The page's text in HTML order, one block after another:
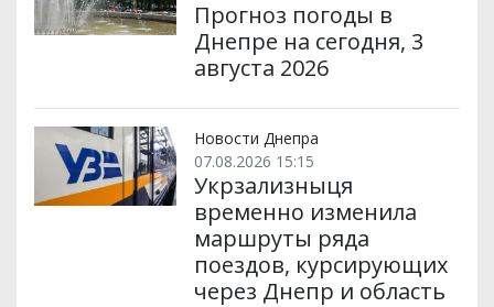
Прогноз погоды в
Днепре на сегодня, 3
августа 2026
Новости Днепра
07.08.2026 15:15
Укрзализныця
временно изменила
маршруты ряда
поездов, курсирующих
через Днепр и область